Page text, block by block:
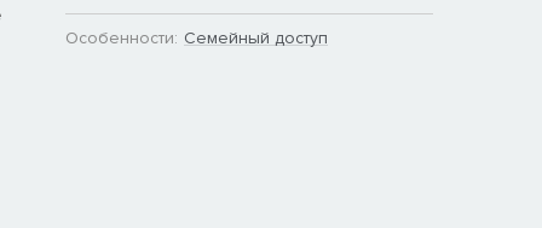
Особенности: Семейный доступ